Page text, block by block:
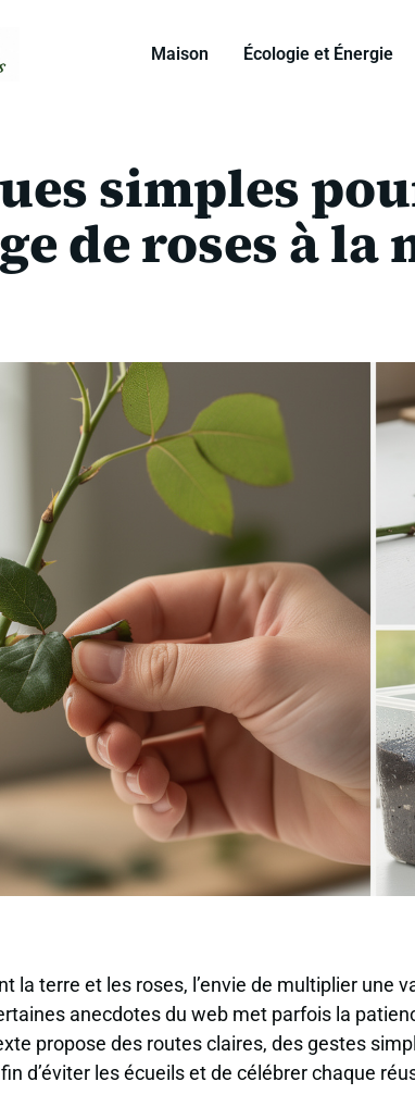
Maison Écologie et Énergie
simples
de roses à la
la terre et les roses, l’envie de multiplier une
anecdotes du web met parfois la
propose des routes claires, des gestes
d’éviter les écueils et de célébrer chaque